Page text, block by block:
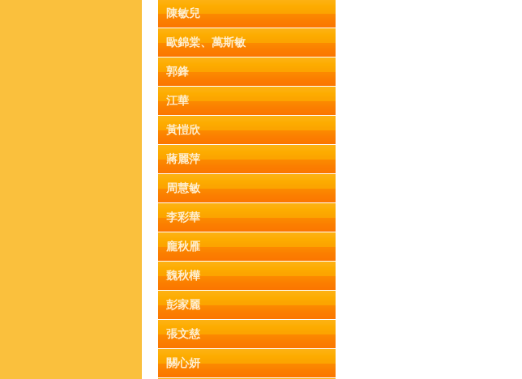
陳敏兒
歐錦棠、萬斯敏
郭鋒
江華
黃愷欣
蔣麗萍
周慧敏
李彩華
龐秋雁
魏秋樺
彭家麗
張文慈
關心妍